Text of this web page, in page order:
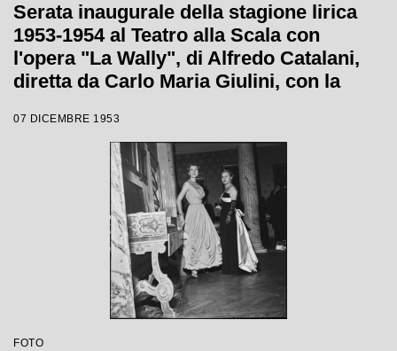
Serata inaugurale della stagione lirica
1953-1954 al Teatro alla Scala con
l'opera "La Wally", di Alfredo Catalani,
diretta da Carlo Maria Giulini, con la
07 DICEMBRE 1953
FOTO